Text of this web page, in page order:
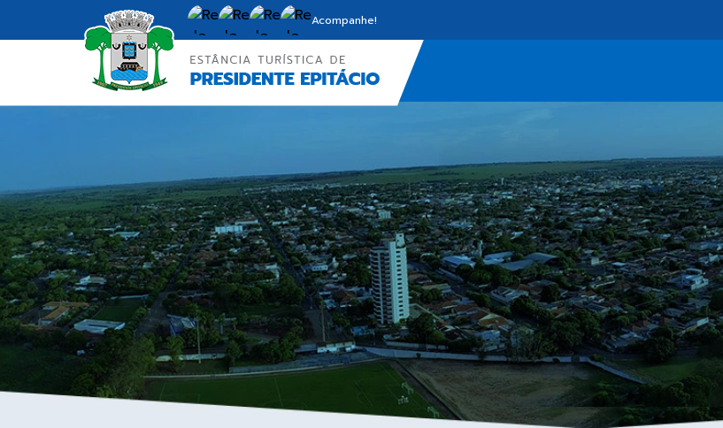
Acompanhe!